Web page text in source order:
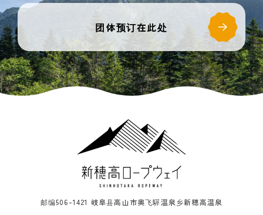
团体预订在此处
邮编506-1421 岐阜县高山市奥飞驒温泉乡新穗高温泉